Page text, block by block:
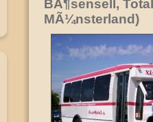
BÃ¶sensell,
MÃ¼nsterland)